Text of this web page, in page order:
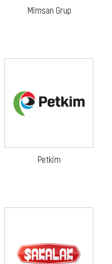
Mimsan Grup
Petkim